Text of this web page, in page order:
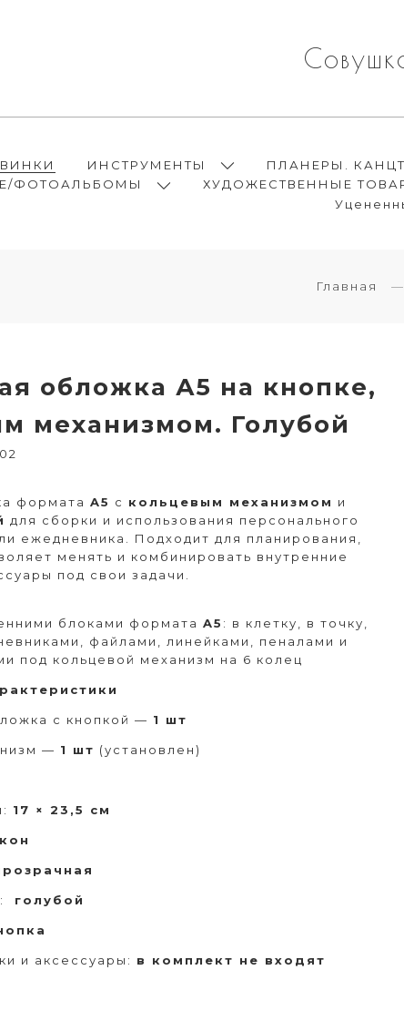
ИНСТРУМЕНТЫ ПЛАНЕРЫ.
ФОТОАЛЬБОМЫ
ХУДОЖЕСТВЕННЫЕ
Главная
обложка А5 на кнопке,
механизмом. Голубой
формата A5 с кольцевым механизмом и
для сборки и использования персонального
ежедневника. Подходит для планирования,
менять и комбинировать внутренние
под свои задачи.
блоками формата A5 : в клетку, в точку,
файлами, линейками, пеналами и
под кольцевой механизм на 6 колец
с кнопкой — 1 шт
— 1 шт (установлен)
17 × 23,5 см
голубой
и аксессуары: в комплект не входят